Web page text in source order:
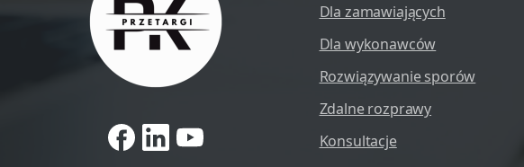
Dla zamawiających
Dla wykonawców
Rozwiązywanie sporów
Zdalne rozprawy
Konsultacje